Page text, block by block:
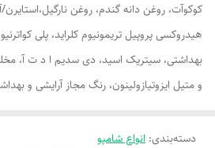
کوکوآت، روغن دانه گندم، روغن نارگیل،استایرن/
هیدروکسی پروپیل تریمونیوم کلراید، پلی
بهداشتی، سیتریک اسید، دی سدیم ا د ت آ،
و متیل ایزوتیازولینون، رنگ مجاز آرایشی و
دسته‌بندی: انواع شامپو